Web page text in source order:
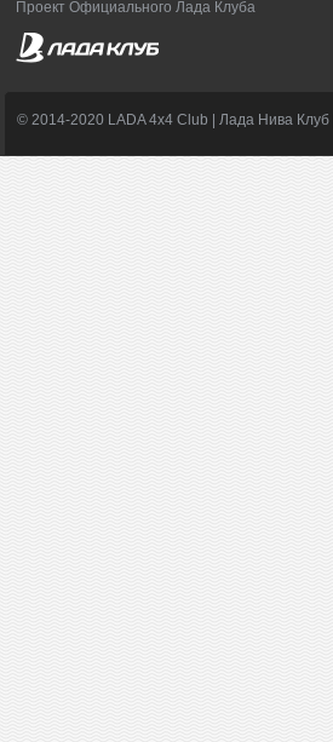
Проект Официального Лада Клуба
© 2014-2020 LADA 4x4 Club | Лада Нива Клуб |